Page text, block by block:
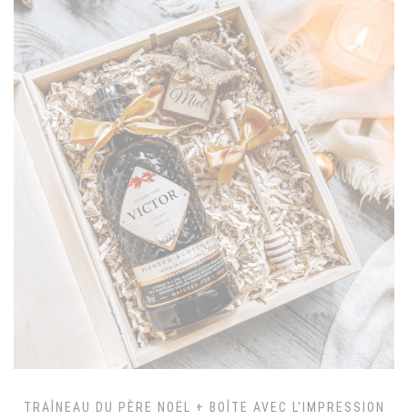
TRAÎNEAU DU PÈRE NOËL + BOÎTE AVEC L'IMPRESSION